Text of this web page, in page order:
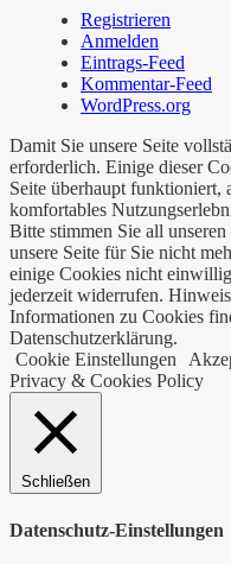
Registrieren
Anmelden
Eintrags-Feed
Kommentar-Feed
WordPress.org
Damit Sie unsere Seite
erforderlich. Einige dieser
Seite überhaupt funktioniert,
komfortables
Bitte stimmen Sie all
unsere Seite für Sie nicht
einige Cookies nicht
jederzeit widerrufen.
Informationen zu Cookies
Datenschutzerklärung.
Cookie Einstellungen
Privacy & Cookies Policy
Schließen
Datenschutz-Einstellungen